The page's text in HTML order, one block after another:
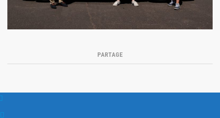
PARTAGE